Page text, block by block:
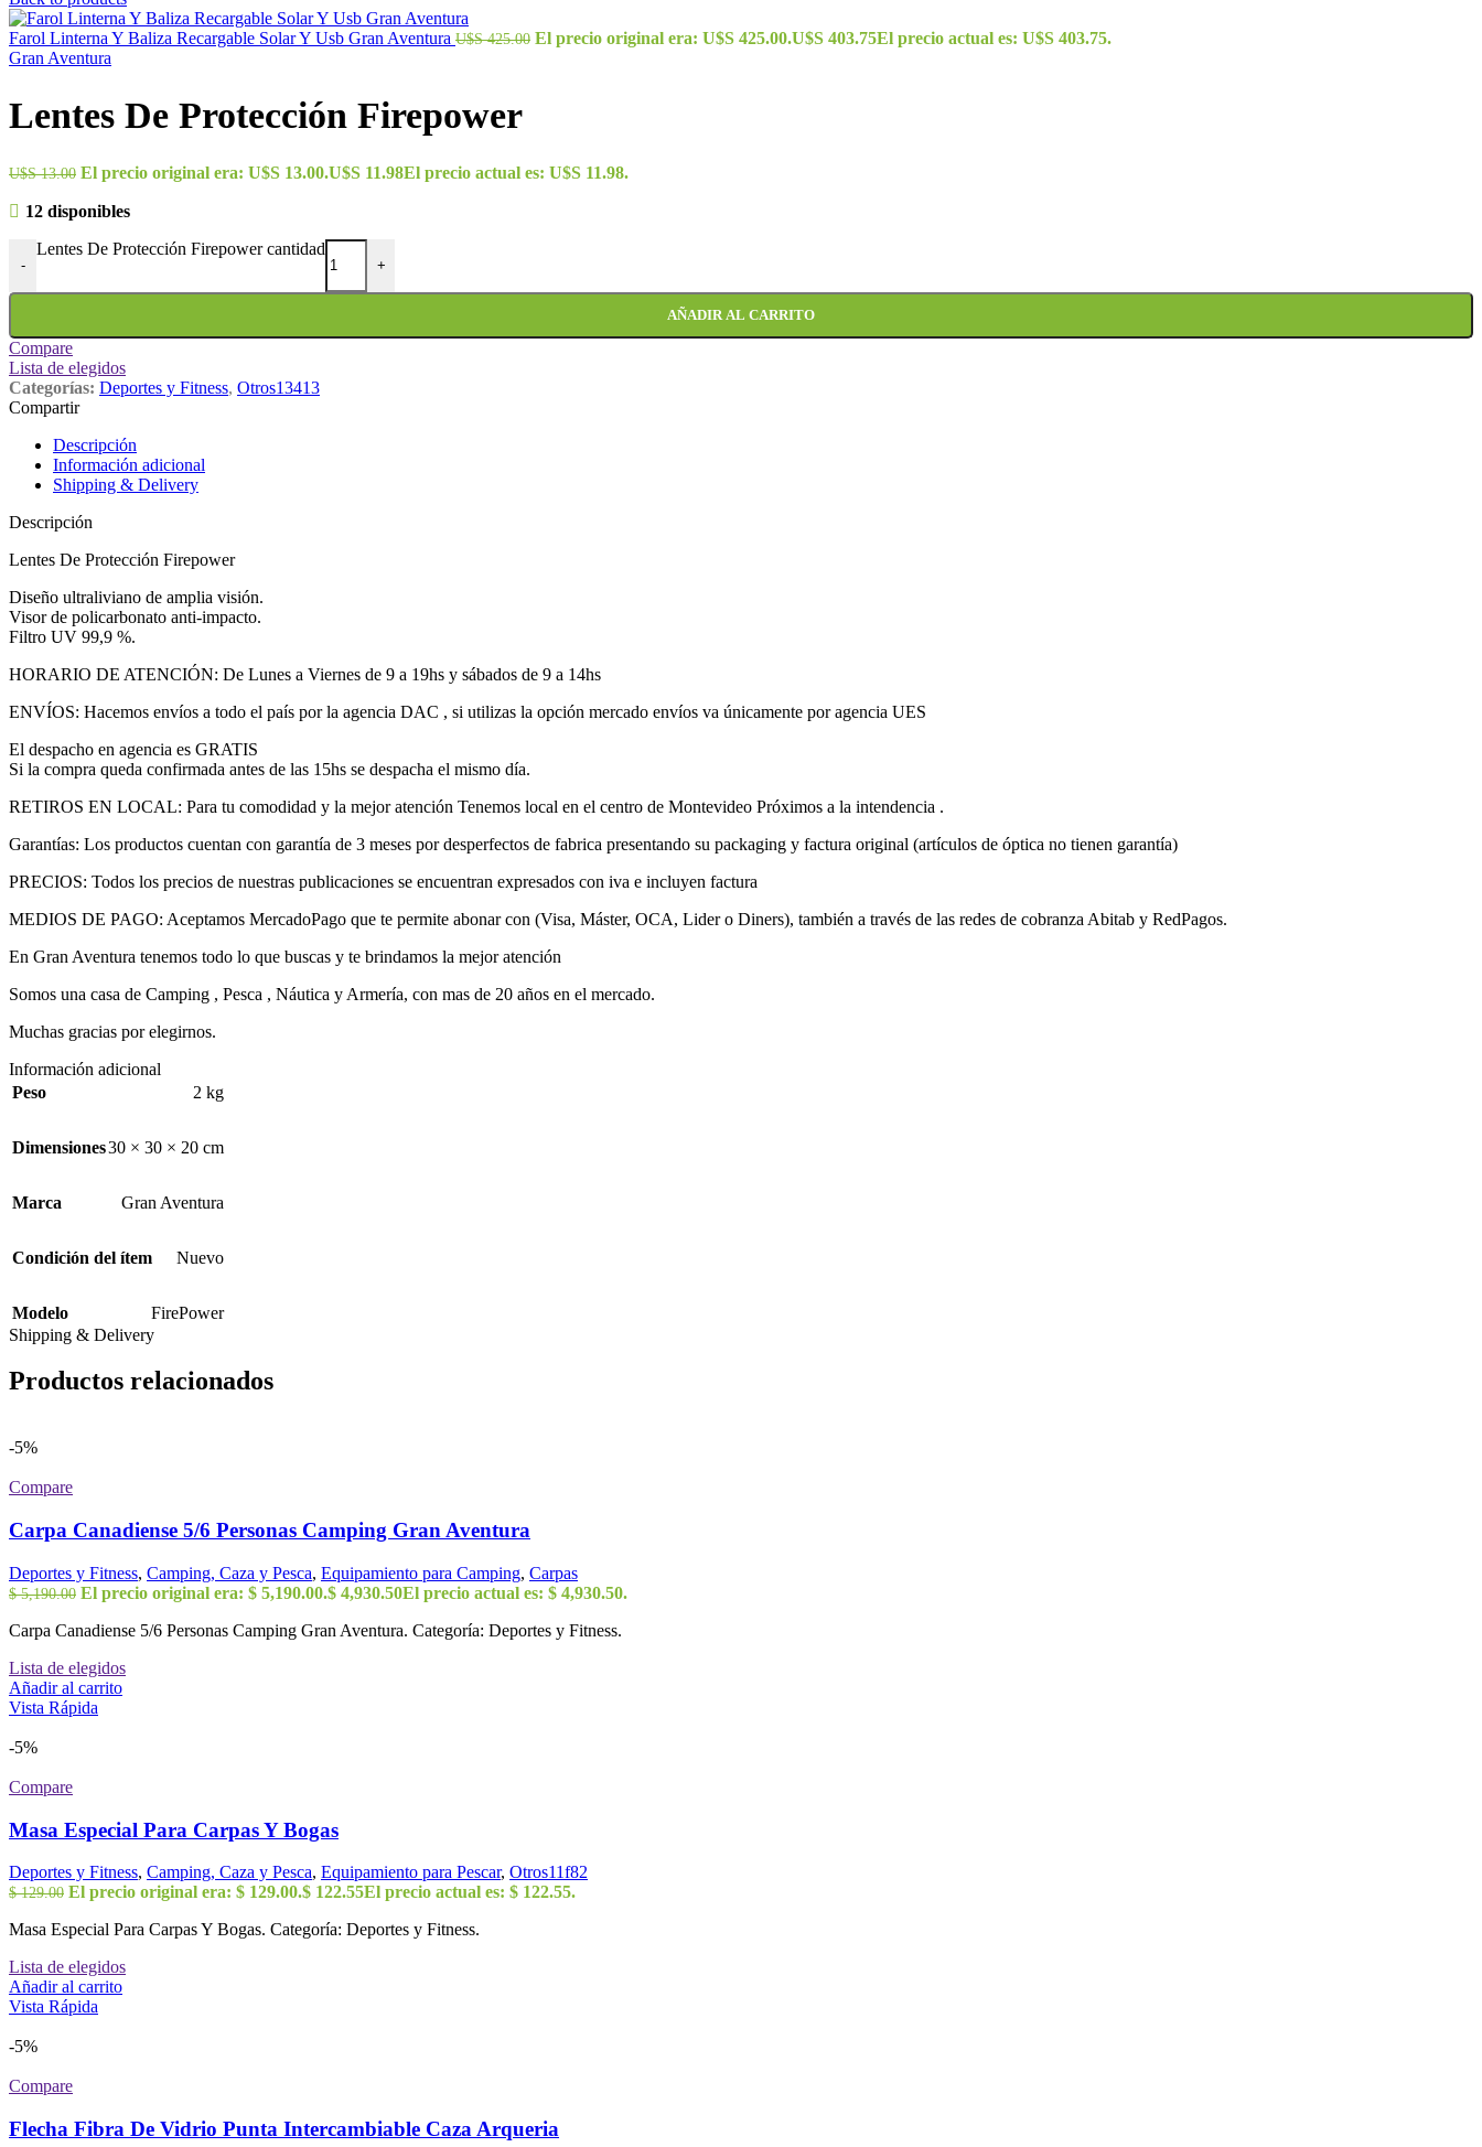
Farol Linterna Y Baliza Recargable Solar Y Usb Gran Aventura U$S425.00 El precio original era: U$S 425.00.U$S 403.75El precio actual es: U$S 403.75.
Gran Aventura
Lentes De Protección Firepower
U$S13.00 El precio original era: U$S 13.00.U$S 11.98El precio actual es: U$S 11.98.
12 disponibles
-
Lentes De Protección Firepower cantidad
+
AÑADIR AL CARRITO
Compare
Lista de elegidos
Categorías: Deportes y Fitness, Otros13413
Compartir
Descripción
Información adicional
Shipping & Delivery
Descripción
Lentes De Protección Firepower
Diseño ultraliviano de amplia visión.
Visor de policarbonato anti-impacto.
Filtro UV 99,9 %.
HORARIO DE ATENCIÓN: De Lunes a Viernes de 9 a 19hs y sábados de 9 a 14hs
ENVÍOS: Hacemos envíos a todo el país por la agencia DAC , si utilizas la opción mercado envíos va únicamente por agencia UES
El despacho en agencia es GRATIS
Si la compra queda confirmada antes de las 15hs se despacha el mismo día.
RETIROS EN LOCAL: Para tu comodidad y la mejor atención Tenemos local en el centro de Montevideo Próximos a la intendencia .
Garantías: Los productos cuentan con garantía de 3 meses por desperfectos de fabrica presentando su packaging y factura original (artículos de óptica no tienen garantía)
PRECIOS: Todos los precios de nuestras publicaciones se encuentran expresados con iva e incluyen factura
MEDIOS DE PAGO: Aceptamos MercadoPago que te permite abonar con (Visa, Máster, OCA, Lider o Diners), también a través de las redes de cobranza Abitab y RedPagos.
En Gran Aventura tenemos todo lo que buscas y te brindamos la mejor atención
Somos una casa de Camping , Pesca , Náutica y Armería, con mas de 20 años en el mercado.
Muchas gracias por elegirnos.
Información adicional
Peso
2 kg
Dimensiones30 × 30 × 20 cm
Marca Gran Aventura
Condición del ítem Nuevo
Modelo
FirePower
Shipping & Delivery
Productos relacionados
-5%
Compare
Carpa Canadiense 5/6 Personas Camping Gran Aventura
Deportes y Fitness, Camping, Caza y Pesca, Equipamiento para Camping, Carpas
$5,190.00 El precio original era: $ 5,190.00.$ 4,930.50El precio actual es: $ 4,930.50.
Carpa Canadiense 5/6 Personas Camping Gran Aventura. Categoría: Deportes y Fitness.
Lista de elegidos
Añadir al carrito
Vista Rápida
-5%
Compare
Masa Especial Para Carpas Y Bogas
Deportes y Fitness, Camping, Caza y Pesca, Equipamiento para Pescar, Otros11f82
$129.00 El precio original era: $ 129.00.$ 122.55El precio actual es: $ 122.55.
Masa Especial Para Carpas Y Bogas. Categoría: Deportes y Fitness.
Lista de elegidos
Añadir al carrito
Vista Rápida
-5%
Compare
Flecha Fibra De Vidrio Punta Intercambiable Caza Arqueria